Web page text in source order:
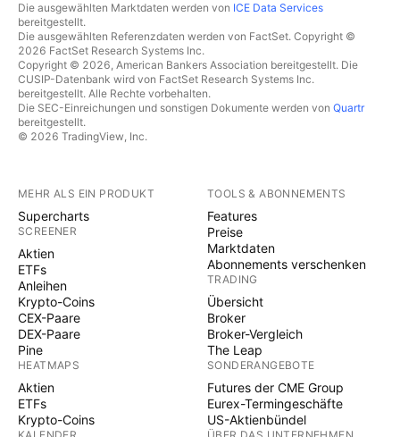
Die ausgewählten Marktdaten werden von ICE Data Services
bereitgestellt.
Die ausgewählten Referenzdaten werden von FactSet. Copyright ©
2026 FactSet Research Systems Inc.
Copyright © 2026, American Bankers Association bereitgestellt. Die
CUSIP-Datenbank wird von FactSet Research Systems Inc.
bereitgestellt. Alle Rechte vorbehalten.
Die SEC-Einreichungen und sonstigen Dokumente werden von Quartr
bereitgestellt.
© 2026 TradingView, Inc.
MEHR ALS EIN PRODUKT
Supercharts
SCREENER
Aktien
ETFs
Anleihen
Krypto-Coins
CEX-Paare
DEX-Paare
Pine
HEATMAPS
Aktien
ETFs
Krypto-Coins
TOOLS & ABONNEMENTS
Features
Preise
Marktdaten
Abonnements verschenken
TRADING
Übersicht
Broker
Broker-Vergleich
The Leap
SONDERANGEBOTE
Futures der CME Group
Eurex-Termingeschäfte
US-Aktienbündel